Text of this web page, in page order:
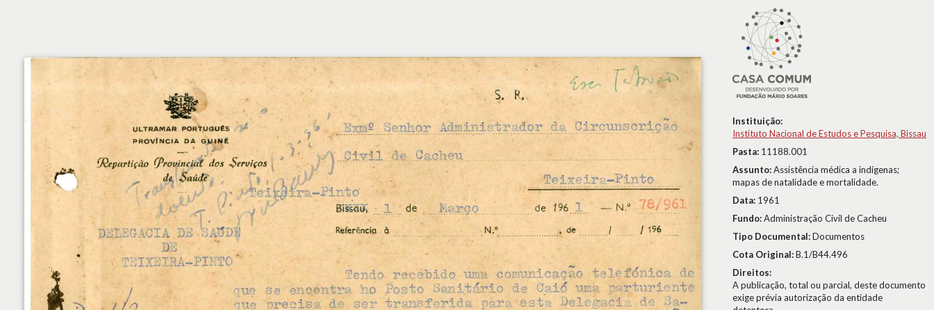
Instituição:
Instituto Nacional de Estudos e Pesquisa, Bissau
Pasta: 11188.001
Assunto:Assistência médica a indígenas;
mapas de natalidade e mortalidade.
Data: 1961
Fundo:Administração Civil de Cacheu
Tipo Documental:Documentos
Cota Original:B.1/B44.496
Direitos:
A publicação, total ou parcial, deste documento
exige prévia autorização da entidade